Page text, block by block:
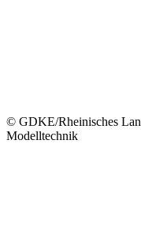
© GDKE/Rheinisches
Modelltechnik